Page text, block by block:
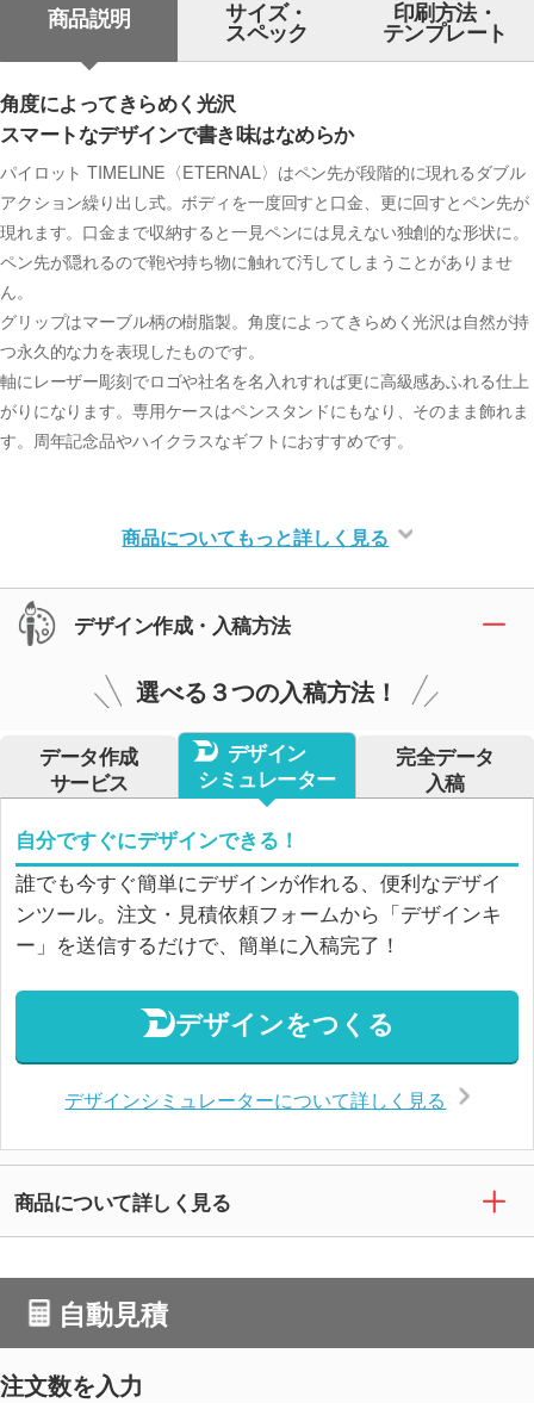
商品説明 サイズ・
スペック
印刷方法・
テンプレート
角度によってきらめく光沢
スマートなデザインで書き味はなめらか
パイロット TIMELINE〈ETERNAL〉はペン先が段階的に現れるダブル
アクション繰り出し式。ボディを一度回すと口金、更に回すとペン先が
現れます。口金まで収納すると一見ペンには見えない独創的な形状に。
ペン先が隠れるので鞄や持ち物に触れて汚してしまうことがありませ
ん。
グリップはマーブル柄の樹脂製。角度によってきらめく光沢は自然が持
つ永久的な力を表現したものです。
軸にレーザー彫刻でロゴや社名を名入れすれば更に高級感あふれる仕上
がりになります。専用ケースはペンスタンドにもなり、そのまま飾れま
す。周年記念品やハイクラスなギフトにおすすめです。
商品についてもっと詳しく見る
デザイン作成・入稿方法
選べる３つの入稿方法！
データ作成
サービス
デザイン
シミュレーター
完全データ
入稿
自分ですぐにデザインできる！
誰でも今すぐ簡単にデザインが作れる、便利なデザイ
ンツール。注文・見積依頼フォームから「デザインキ
ー」を送信するだけで、簡単に入稿完了！
デザインをつくる
デザインシミュレーターについて詳しく見る
商品について詳しく見る
自動見積
注文数を入力